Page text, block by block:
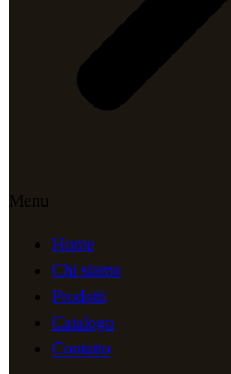
Menu
Home
Chi siamo
Prodotti
Catalogo
Contatto